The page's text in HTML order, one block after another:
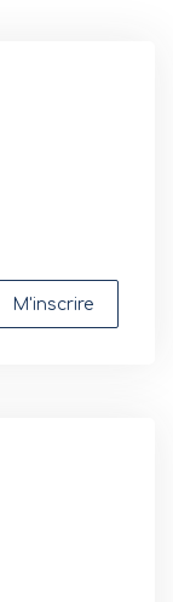
M'inscrire